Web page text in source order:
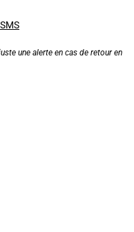
une alerte en cas de retour en